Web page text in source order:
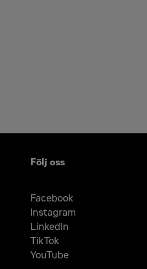
Följ oss
Facebook
Instagram
LinkedIn
TikTok
YouTube